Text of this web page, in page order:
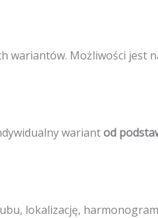
Możliwości jest
wariantod
lokalizację,